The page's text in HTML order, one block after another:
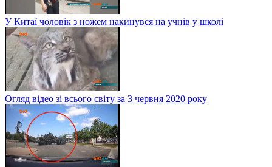
У Китаї чоловік з ножем накинувся на учнів у школі
Огляд відео зі всього світу за 3 червня 2020 року